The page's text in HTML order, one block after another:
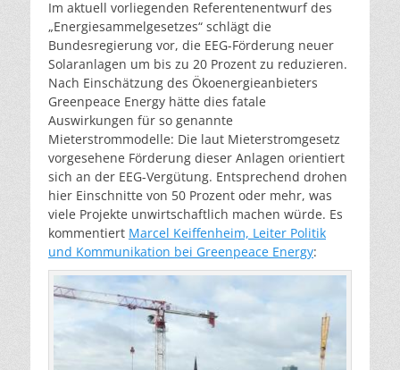
Im aktuell vorliegenden Referentenentwurf des
„Energiesammelgesetzes“ schlägt die
Bundesregierung vor, die EEG-Förderung neuer
Solaranlagen um bis zu 20 Prozent zu reduzieren.
Nach Einschätzung des Ökoenergieanbieters
Greenpeace Energy hätte dies fatale
Auswirkungen für so genannte
Mieterstrommodelle: Die laut Mieterstromgesetz
vorgesehene Förderung dieser Anlagen orientiert
sich an der EEG-Vergütung. Entsprechend drohen
hier Einschnitte von 50 Prozent oder mehr, was
viele Projekte unwirtschaftlich machen würde. Es
kommentiert Marcel Keiffenheim, Leiter Politik
und Kommunikation bei Greenpeace Energy: